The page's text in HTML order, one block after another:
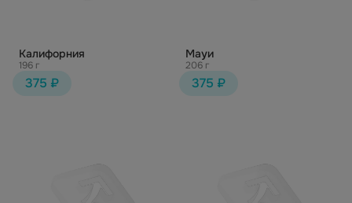
Калифорния
196 г
375 ₽
Мауи
206 г
375 ₽